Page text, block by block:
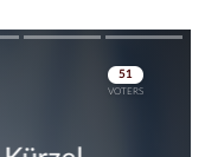
Skip